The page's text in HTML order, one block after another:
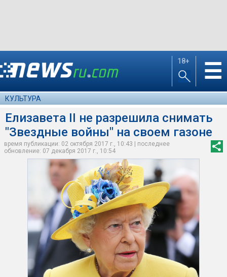
18+ ☰
КУЛЬТУРА
Елизавета II не разрешила снимать
"Звездные войны" на своем газоне
время публикации: 02 октября 2017 г., 10:43 | последнее
обновление: 07 декабря 2017 г., 10:54